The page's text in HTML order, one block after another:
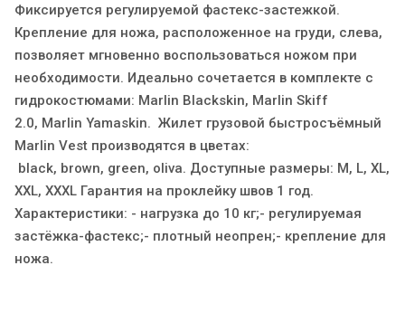
Фиксируется регулируемой фастекс-застежкой.
Крепление для ножа, расположенное на груди, слева,
позволяет мгновенно воспользоваться ножом при
необходимости. Идеально сочетается в комплекте с
гидрокостюмами: Marlin Blackskin, Marlin Skiff
2.0, Marlin Yamaskin. Жилет грузовой быстросъёмный
Marlin Vest производятся в цветах:
black, brown, green, oliva. Доступные размеры: M, L, XL,
XXL, XXXL Гарантия на проклейку швов 1 год.
Характеристики: - нагрузка до 10 кг;- регулируемая
застёжка-фастекс;- плотный неопрен;- крепление для
ножа.